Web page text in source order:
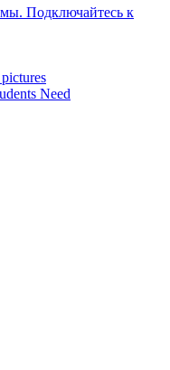
Подключайтесь к
Need